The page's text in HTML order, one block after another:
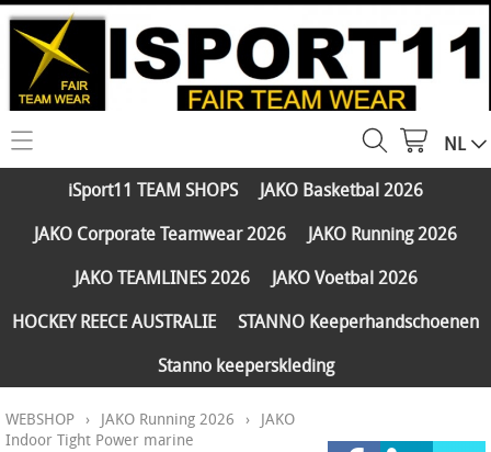
HOME
WEBSHOP
JAKO Running 2026
JAKO TEAMLINES 2026
PARTNERS
Klantengroepen
CONTACT
NL
iSport11 TEAM SHOPS
JAKO Basketbal 2026
JAKO Corporate Teamwear 2026
JAKO Running 2026
JAKO TEAMLINES 2026
JAKO Voetbal 2026
HOCKEY REECE AUSTRALIE
STANNO Keeperhandschoenen
Stanno keeperskleding
WEBSHOP › JAKO Running 2026 › JAKO
Indoor Tight Power marine